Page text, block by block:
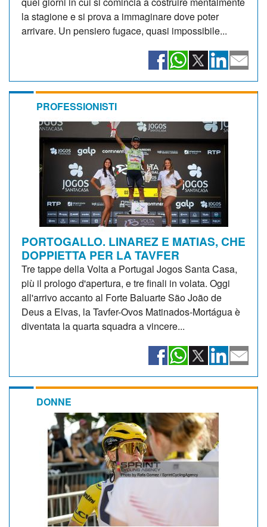
la stagione e si prova a immaginare dove poter
arrivare. Un pensiero fugace, quasi impossibile...
PROFESSIONISTI
PORTOGALLO. LINAREZ E MATIAS, CHE
DOPPIETTA PER LA TAVFER
Tre tappe della Volta a Portugal Jogos Santa Casa,
più il prologo d'apertura, e tre finali in volata. Oggi
all'arrivo accanto al Forte Baluarte São João de
Deus a Elvas, la Tavfer-Ovos Matinados-Mortágua è
diventata la quarta squadra a vincere...
DONNE